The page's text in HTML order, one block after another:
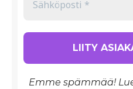
Emme spämmää!